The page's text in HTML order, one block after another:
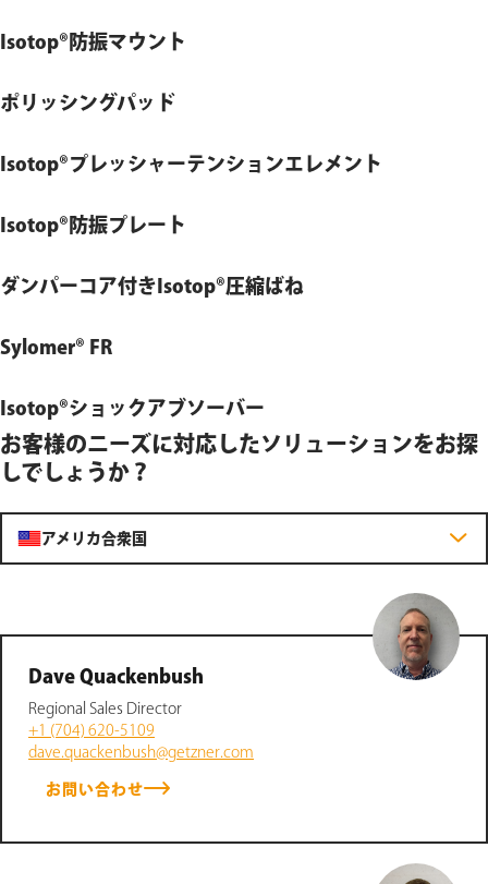
詳細を知る
Isotop®防振マウント
ポリッシングパッド
詳細を知る
Isotop®プレッシャーテンションエレメント
詳細を知る
Isotop®防振プレート
ダンパーコア付きIsotop®圧縮ばね
Sylomer® FR
詳細を知る
Isotop®ショックアブソーバー
お客様のニーズに対応したソリューションをお探
しでしょうか？
アメリカ合衆国
Dave Quackenbush
Regional Sales Director
+1 (704) 620-5109
dave.quackenbush@getzner.com
お問い合わせ